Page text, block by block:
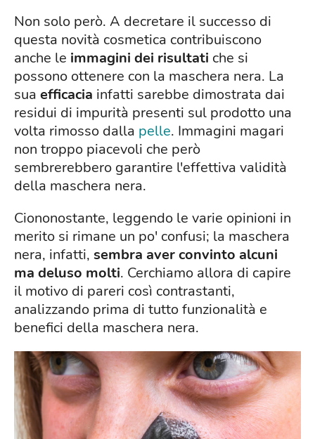
Non solo però. A decretare il successo di
questa novità cosmetica contribuiscono
anche le immagini dei risultati che si
possono ottenere con la maschera nera. La
sua efficacia infatti sarebbe dimostrata dai
residui di impurità presenti sul prodotto una
volta rimosso dalla pelle. Immagini magari
non troppo piacevoli che però
sembrerebbero garantire l'effettiva validità
della maschera nera.
Ciononostante, leggendo le varie opinioni in
merito si rimane un po' confusi; la maschera
nera, infatti, sembra aver convinto alcuni
ma deluso molti. Cerchiamo allora di capire
il motivo di pareri così contrastanti,
analizzando prima di tutto funzionalità e
benefici della maschera nera.